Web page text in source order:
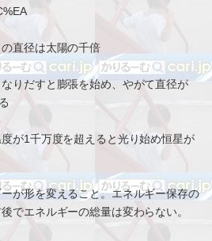
直径は太陽の千倍
りだすと膨張を始め、やがて直径が
が1千万度を超えると光り始め恒星が
が形を変えること。エネルギー保存の
でエネルギーの総量は変わらない。